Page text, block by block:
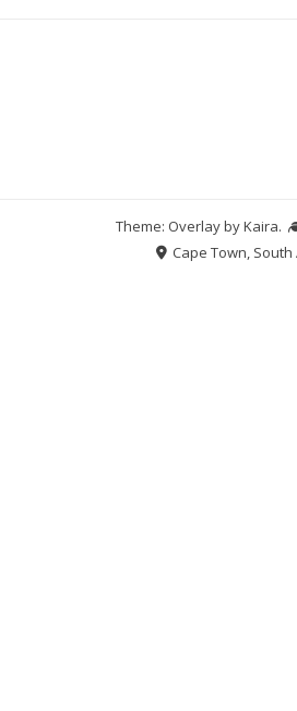
Theme: Overlay byKaira.
Cape Town, South